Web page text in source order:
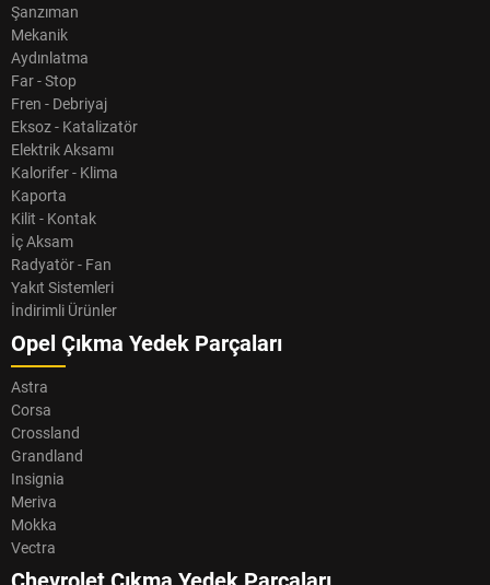
Şanzıman
Mekanik
Aydınlatma
Far - Stop
Fren - Debriyaj
Eksoz - Katalizatör
Elektrik Aksamı
Kalorifer - Klima
Kaporta
Kilit - Kontak
İç Aksam
Radyatör - Fan
Yakıt Sistemleri
İndirimli Ürünler
Opel Çıkma Yedek Parçaları
Astra
Corsa
Crossland
Grandland
Insignia
Meriva
Mokka
Vectra